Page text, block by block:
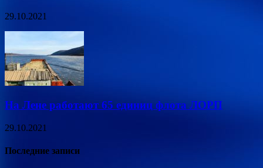
29.10.2021
На Лене работают 65 единиц флота ЛОРП
29.10.2021
Последние записи